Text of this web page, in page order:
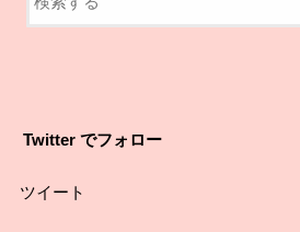
Twitter でフォロー
ツイート